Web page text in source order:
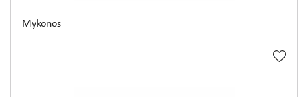
Mykonos